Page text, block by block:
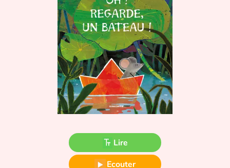
Contes d'ici et d'ailleurs
Fable, mythe, littérature et poésie
Princesses et princes, rois, reines et dragons
Ogres, monstres et sorcières
Écologie, nature, saisons
Lire
Ecouter